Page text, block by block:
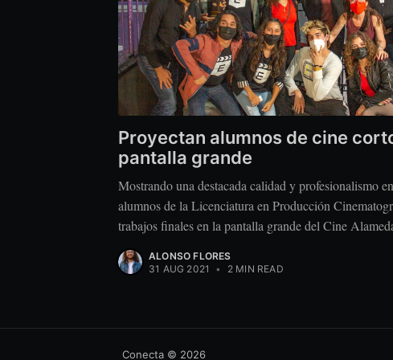
Proyectan alumnos de cine
pantalla grande
Mostrando una destacada calidad y profesionalismo
alumnos de la Licenciatura en Producción
trabajos finales en la pantalla grande del Cine
ALONSO FLORES
31 AUG 2021
• 2 MIN READ
Conecta © 2026